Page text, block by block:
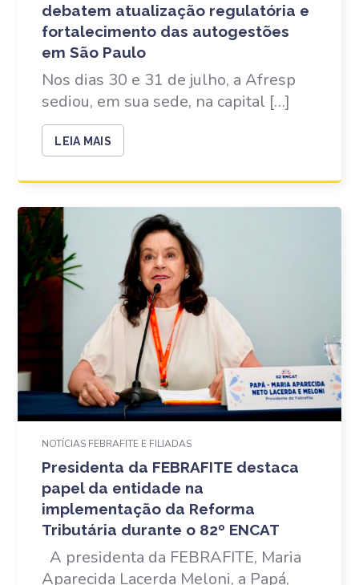
debatem atualização regulatória e
fortalecimento das autogestões
em São Paulo
Nos dias 30 e 31 de julho, a Afresp
sediou, em sua sede, na capital […]
LEIA MAIS
NOTÍCIAS FEBRAFITE E FILIADAS
Presidenta da FEBRAFITE destaca
papel da entidade na
implementação da Reforma
Tributária durante o 82º ENCAT
A presidenta da FEBRAFITE, Maria
Aparecida Lacerda Meloni, a Papá,